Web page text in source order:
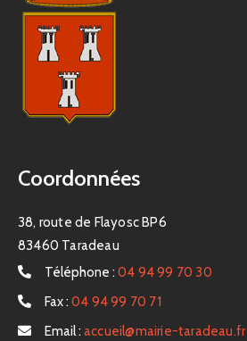
Coordonnées
38, route de Flayosc BP6
83460 Taradeau
Téléphone : 04 94 99 70 30
Fax : 04 94 99 70 71
Email : accueil@mairie-taradeau.fr